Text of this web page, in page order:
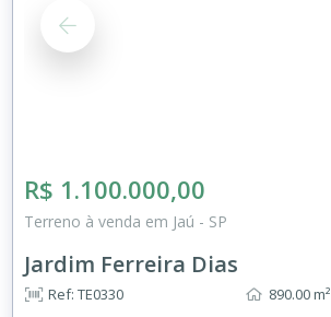
R$ 1.100.000,00
Terreno à venda em Jaú - SP
Jardim Ferreira Dias
Ref: TE0330 890.00 m²